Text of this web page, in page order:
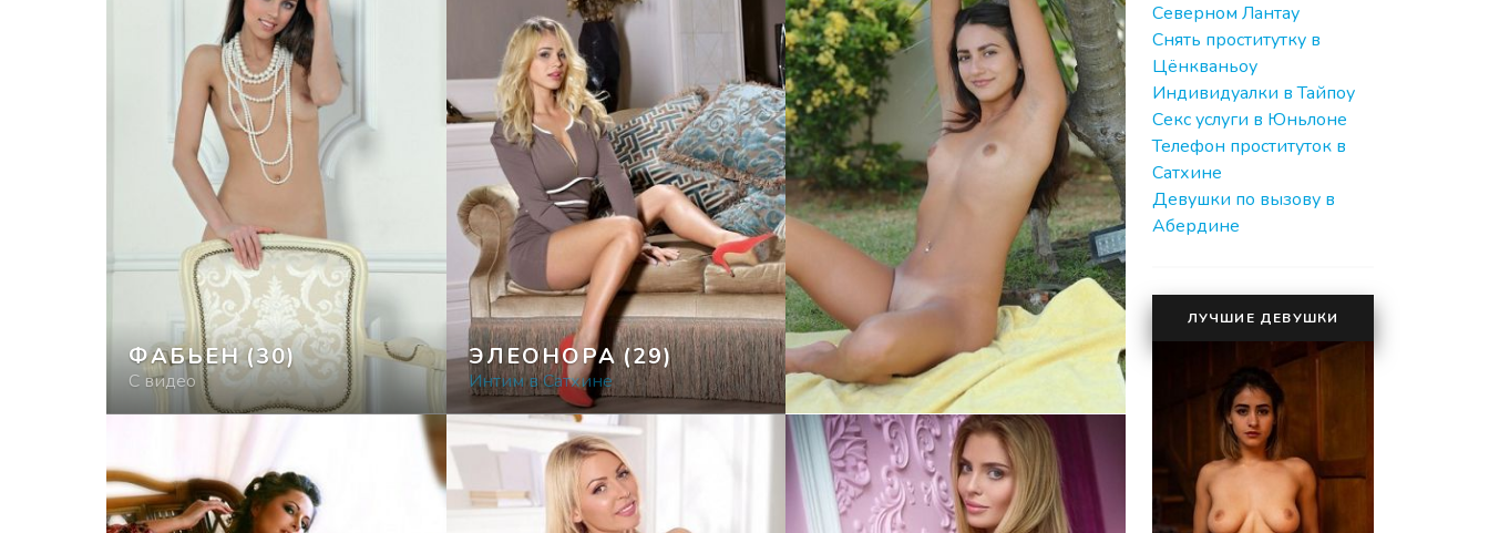
ФАБЬЕН(30)
С видео
ЭЛЕОНОРА(29)
Интим в Сатхине
Северном Лантау
Снять проститутку в
Цёнкваньоу
Индивидуалки в Тайпоу
Секс услуги в Юньлоне
Телефон проституток в
Сатхине
Девушки по вызову в
Абердине
ЛУЧШИЕ ДЕВУШКИ